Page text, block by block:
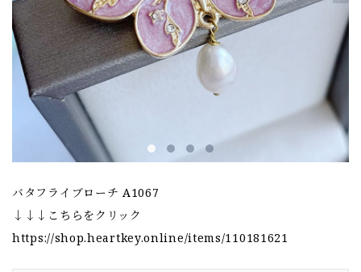
バタフライブローチ A1067
↓↓↓こちらをクリック
https://shop.heartkey.online/items/110181621